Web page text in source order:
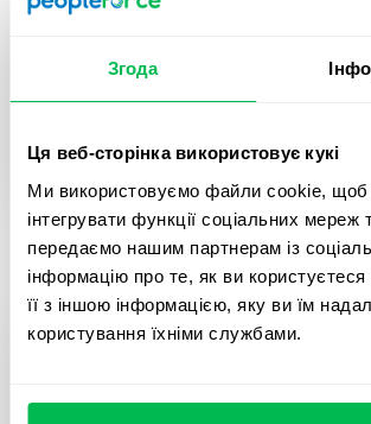
Згода
Ця веб-сторінка використовує кукі
Ми використовуємо файли cookie, щоб
інтегрувати функції соціальних
передаємо нашим партнерам із
інформацію про те, як ви
її з іншою інформацією, яку ви їм
користування їхніми службами.
HR Manager
Система глибоко занурює нас у
початкового імпорту даних